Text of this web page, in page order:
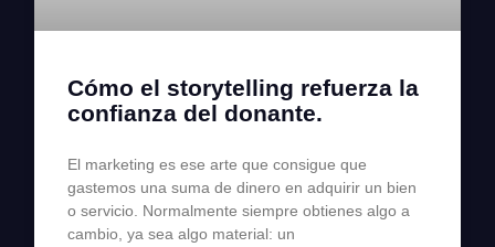
Cómo el storytelling refuerza la
confianza del donante.
El marketing es ese arte que consigue que
gastemos una suma de dinero en adquirir un bien
o servicio. Normalmente siempre obtienes algo a
cambio, ya sea algo material: un